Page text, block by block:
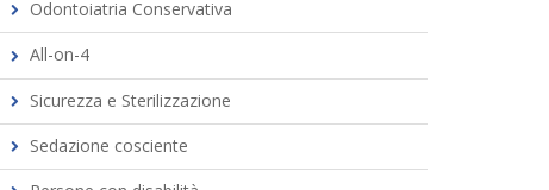
Odontoiatria Conservativa
All-on-4
Sicurezza e Sterilizzazione
Sedazione cosciente